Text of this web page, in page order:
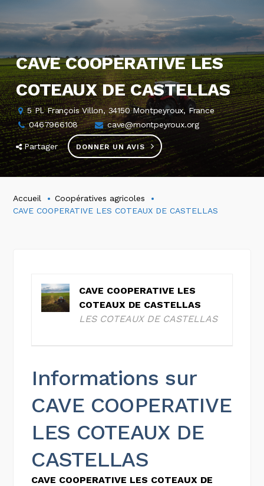
CAVE COOPERATIVE LES
COTEAUX DE CASTELLAS
5 Pl. François Villon, 34150 Montpeyroux, France
0467966108
cave@montpeyroux.org
Partager DONNER UN AVIS
Accueil
Coopératives agricoles
CAVE COOPERATIVE LES COTEAUX DE CASTELLAS
CAVE COOPERATIVE LES
COTEAUX DE CASTELLAS
LES COTEAUX DE CASTELLAS
Informations sur
CAVE COOPERATIVE
LES COTEAUX DE
CASTELLAS
CAVE COOPERATIVE LES COTEAUX DE